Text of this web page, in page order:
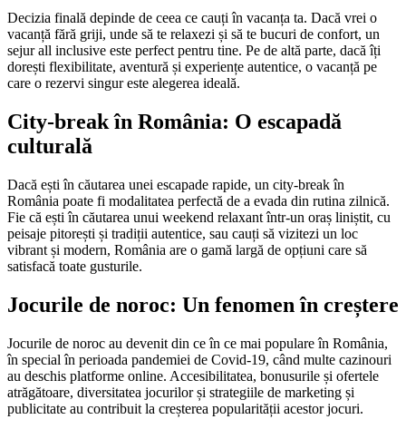
Decizia finală depinde de ceea ce cauți în vacanța ta. Dacă vrei o
vacanță fără griji, unde să te relaxezi și să te bucuri de confort, un
sejur all inclusive este perfect pentru tine. Pe de altă parte, dacă îți
dorești flexibilitate, aventură și experiențe autentice, o vacanță pe
care o rezervi singur este alegerea ideală.
City-break în România: O escapadă
culturală
Dacă ești în căutarea unei escapade rapide, un city-break în
România poate fi modalitatea perfectă de a evada din rutina zilnică.
Fie că ești în căutarea unui weekend relaxant într-un oraș liniștit, cu
peisaje pitorești și tradiții autentice, sau cauți să vizitezi un loc
vibrant și modern, România are o gamă largă de opțiuni care să
satisfacă toate gusturile.
Jocurile de noroc: Un fenomen în creștere
Jocurile de noroc au devenit din ce în ce mai populare în România,
în special în perioada pandemiei de Covid-19, când multe cazinouri
au deschis platforme online. Accesibilitatea, bonusurile și ofertele
atrăgătoare, diversitatea jocurilor și strategiile de marketing și
publicitate au contribuit la creșterea popularității acestor jocuri.